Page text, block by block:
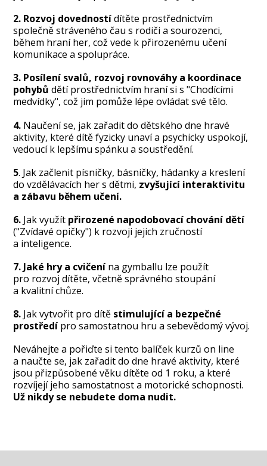
2. Rozvoj dovednostídítěte prostřednictvím
společně stráveného čau s rodiči a sourozenci,
během hraní her, což vede k přirozenému učení
komunikace a spolupráce.
3. Posílení svalů, rozvoj rovnováhy a koordinace
pohybů dětí prostřednictvím hraní si s "Chodícími
medvídky", což jim pomůže lépe ovládat své tělo.
4. Naučení se, jak zařadit do dětského dne hravé
aktivity, které dítě fyzicky unaví a psychicky uspokojí,
vedoucí k lepšímu spánku a soustředění.
5. Jak začlenit písničky, básničky, hádanky a kreslení
do vzdělávacích her s dětmi, zvyšující interaktivitu
a zábavu během učení.
6. Jak využít přirozené napodobovací chování dětí
("Zvídavé opičky") k rozvoji jejich zručností
a inteligence.
7. Jaké hry a cvičení na gymballu lze použít
pro rozvoj dítěte, včetně správného stoupání
a kvalitní chůze.
8. Jak vytvořit pro dítě stimulující a bezpečné
prostředí pro samostatnou hru a sebevědomý vývoj.
Neváhejte a pořiďte si tento balíček kurzů on line
a naučte se, jak zařadit do dne hravé aktivity, které
jsou přizpůsobené věku dítěte od 1 roku, a které
rozvíjejí jeho samostatnost a motorické schopnosti.
Už nikdy se nebudete doma nudit.